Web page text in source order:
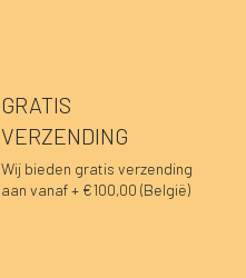
GRATIS
VERZENDING
Wij bieden gratis verzending
aan vanaf + €100,00 (België)